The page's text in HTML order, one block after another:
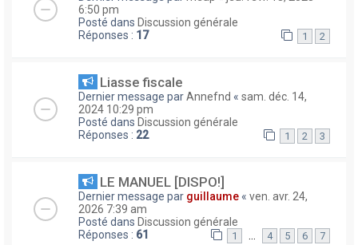
6:50 pm
Posté dans Discussion générale
Réponses : 17 1 2
Liasse fiscale
Dernier message parAnnefnd « sam. déc. 14,
2024 10:29 pm
Posté dans Discussion générale
Réponses : 22 1 2 3
LE MANUEL [DISPO!]
Dernier message par guillaume « ven. avr. 24,
2026 7:39 am
Posté dans Discussion générale
Réponses : 61 1 … 4 5 6 7